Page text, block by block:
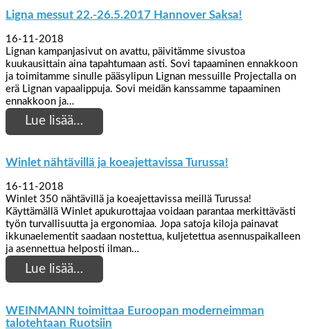
Ligna messut 22.-26.5.2017 Hannover Saksa!
16-11-2018
Lignan kampanjasivut on avattu, päivitämme sivustoa
kuukausittain aina tapahtumaan asti. Sovi tapaaminen ennakkoon
ja toimitamme sinulle pääsylipun Lignan messuille Projectalla on
erä Lignan vapaalippuja. Sovi meidän kanssamme tapaaminen
ennakkoon ja…
Lue lisää…
Winlet nähtävillä ja koeajettavissa Turussa!
16-11-2018
Winlet 350 nähtävillä ja koeajettavissa meillä Turussa!
Käyttämällä Winlet apukurottajaa voidaan parantaa merkittävästi
työn turvallisuutta ja ergonomiaa. Jopa satoja kiloja painavat
ikkunaelementit saadaan nostettua, kuljetettua asennuspaikalleen
ja asennettua helposti ilman…
Lue lisää…
WEINMANN toimittaa Euroopan moderneimman
talotehtaan Ruotsiin